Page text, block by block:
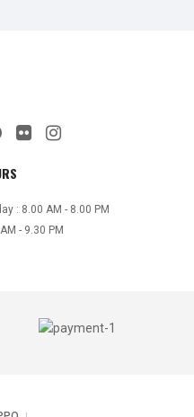
: 8.00 AM - 8.00 PM
- 9.30 PM